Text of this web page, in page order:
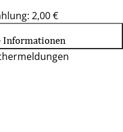
2,00 €
Informationen